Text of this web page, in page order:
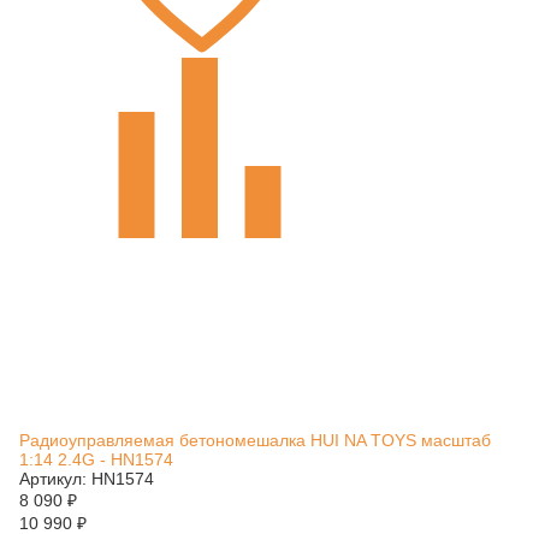
Радиоуправляемая бетономешалка HUI NA TOYS масштаб
1:14 2.4G - HN1574
Артикул: HN1574
8 090 ₽
10 990 ₽